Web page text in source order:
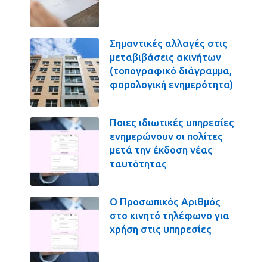
Σημαντικές αλλαγές στις
μεταβιβάσεις ακινήτων
(τοπογραφικό διάγραμμα,
φορολογική ενημερότητα)
Ποιες ιδιωτικές υπηρεσίες
ενημερώνουν οι πολίτες
μετά την έκδοση νέας
ταυτότητας
Ο Προσωπικός Αριθμός
στο κινητό τηλέφωνο για
χρήση στις υπηρεσίες